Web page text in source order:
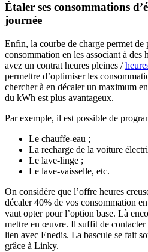
Étaler ses consommations
journée
Enfin, la courbe de charge permet de
consommation en les associant à des
avez un contrat heures pleines /
permettre d’optimiser les
chercher à en décaler un maximum
du kWh est plus avantageux.
Par exemple, il est possible de
Le chauffe-eau ;
La recharge de la voiture
Le lave-linge ;
Le lave-vaisselle, etc.
On considère que l’offre heures
décaler 40% de vos consommation
vaut opter pour l’option base. Là
mettre en œuvre. Il suffit de contacter
lien avec Enedis. La bascule se fait
grâce à Linky.